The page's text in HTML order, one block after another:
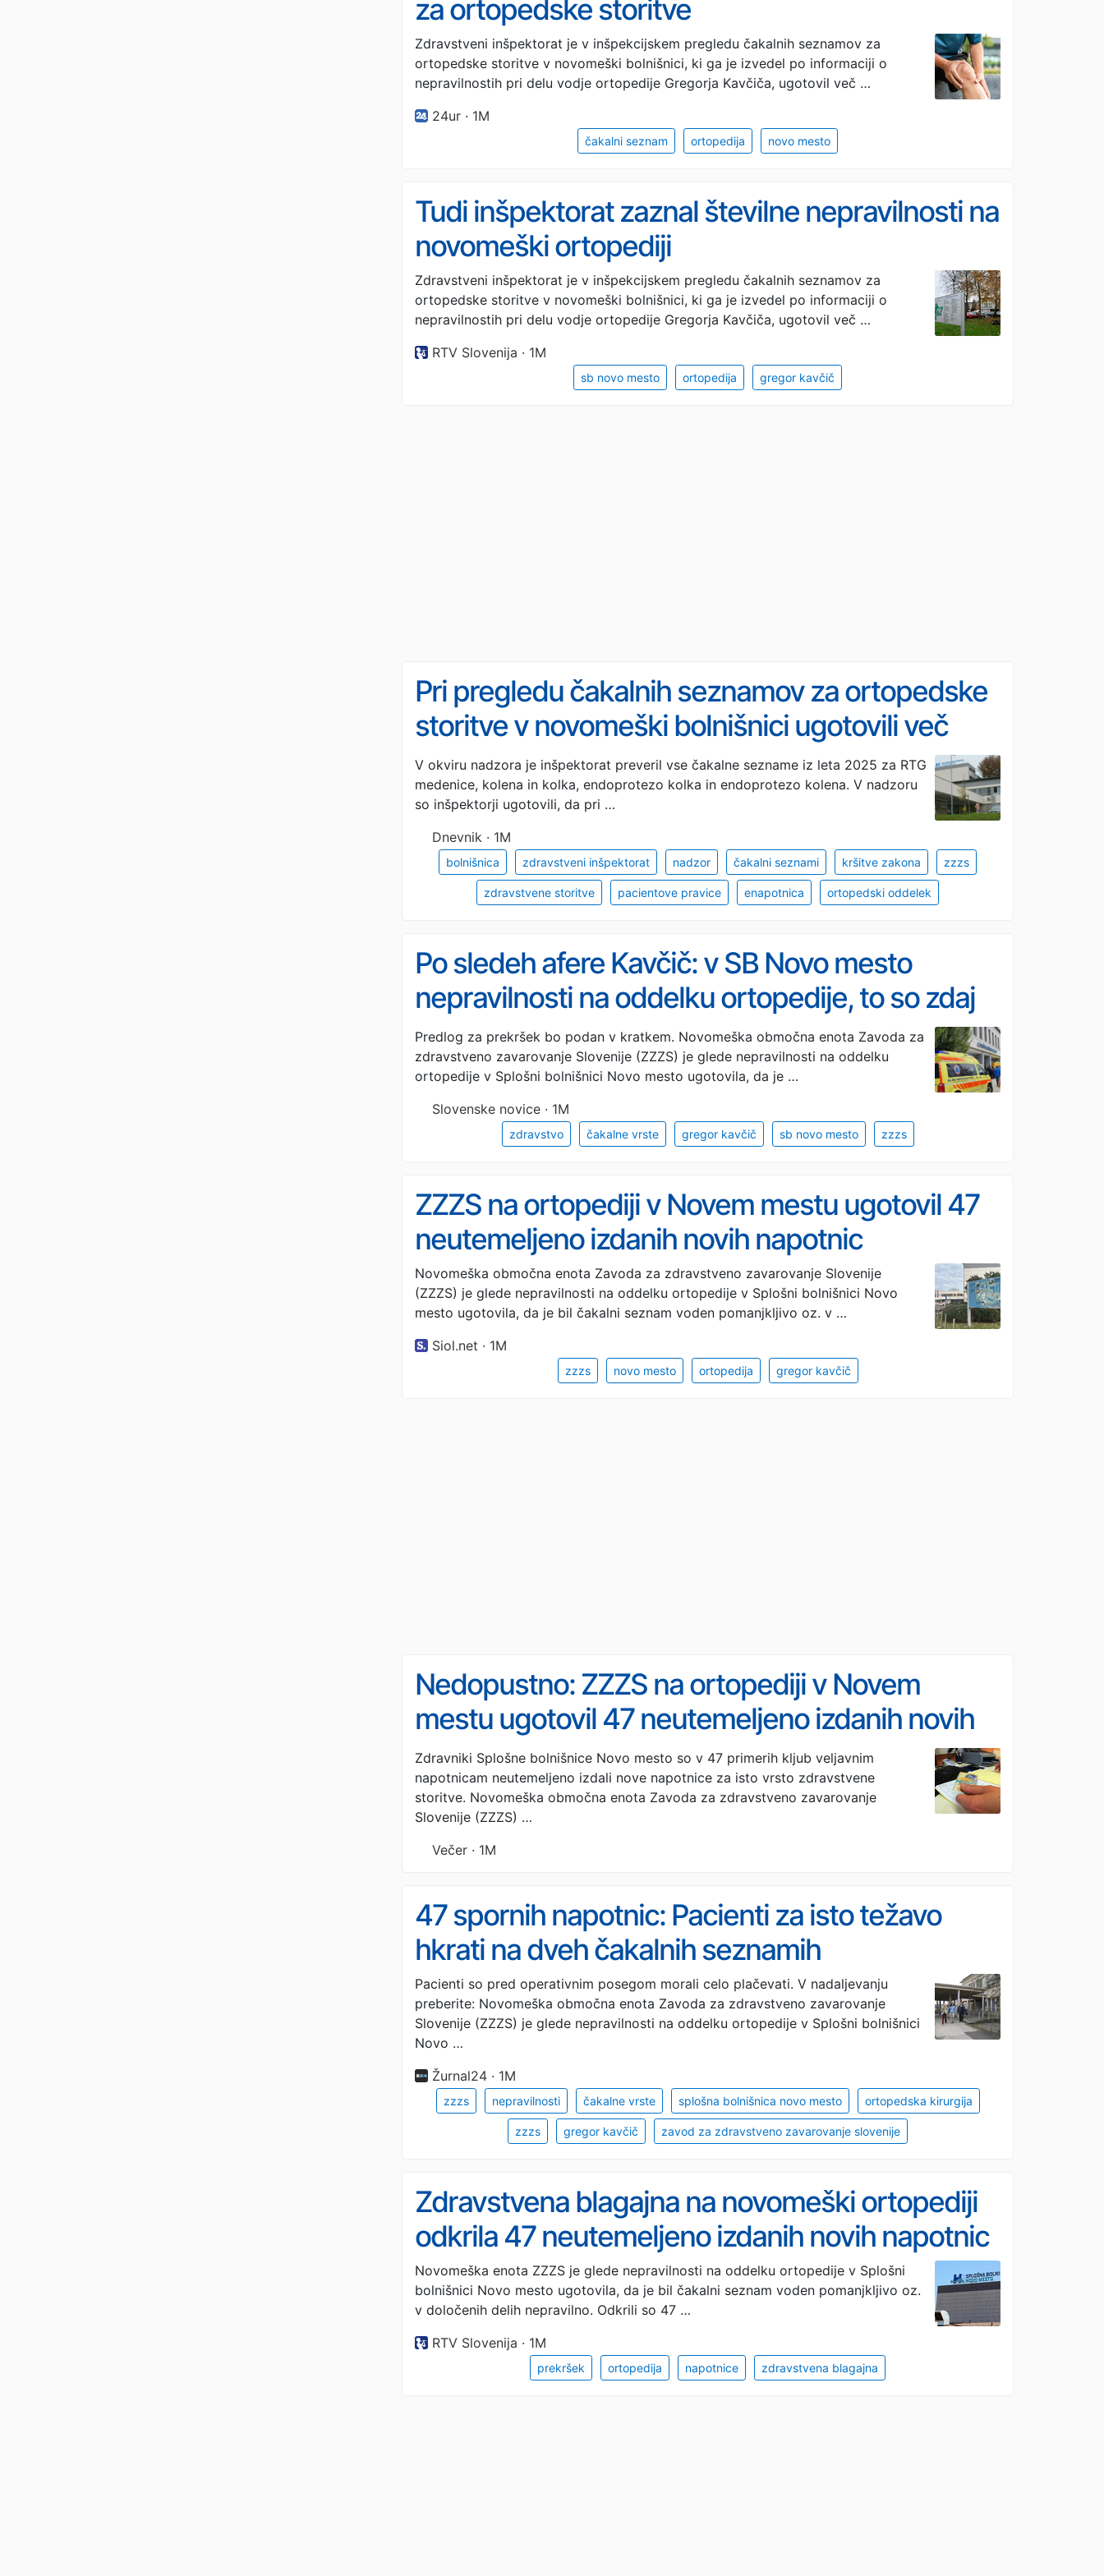
za ortopedske storitve
Zdravstveni inšpektorat je v inšpekcijskem pregledu čakalnih seznamov za
ortopedske storitve v novomeški bolnišnici, ki ga je izvedel po informaciji o
nepravilnostih pri delu vodje ortopedije Gregorja Kavčiča, ugotovil več …
24ur · 1M
čakalni seznam ortopedija novo mesto
Tudi inšpektorat zaznal številne nepravilnosti na
novomeški ortopediji
Zdravstveni inšpektorat je v inšpekcijskem pregledu čakalnih seznamov za
ortopedske storitve v novomeški bolnišnici, ki ga je izvedel po informaciji o
nepravilnostih pri delu vodje ortopedije Gregorja Kavčiča, ugotovil več …
RTV Slovenija · 1M
sb novo mesto ortopedija gregor kavčič
Pri pregledu čakalnih seznamov za ortopedske
storitve v novomeški bolnišnici ugotovili več
neskladnosti
V okviru nadzora je inšpektorat preveril vse čakalne sezname iz leta 2025 za RTG
medenice, kolena in kolka, endoprotezo kolka in endoprotezo kolena. V nadzoru
so inšpektorji ugotovili, da pri …
Dnevnik · 1M
bolnišnica zdravstveni inšpektorat nadzor čakalni seznami kršitve zakona zzzs
zdravstvene storitve pacientove pravice enapotnica ortopedski oddelek
Po sledeh afere Kavčič: v SB Novo mesto
nepravilnosti na oddelku ortopedije, to so zdaj
ugotovili glede napotnic
Predlog za prekršek bo podan v kratkem. Novomeška območna enota Zavoda za
zdravstveno zavarovanje Slovenije (ZZZS) je glede nepravilnosti na oddelku
ortopedije v Splošni bolnišnici Novo mesto ugotovila, da je …
Slovenske novice · 1M
zdravstvo čakalne vrste gregor kavčič sb novo mesto zzzs
ZZZS na ortopediji v Novem mestu ugotovil 47
neutemeljeno izdanih novih napotnic
Novomeška območna enota Zavoda za zdravstveno zavarovanje Slovenije
(ZZZS) je glede nepravilnosti na oddelku ortopedije v Splošni bolnišnici Novo
mesto ugotovila, da je bil čakalni seznam voden pomanjkljivo oz. v …
Siol.net · 1M
zzzs novo mesto ortopedija gregor kavčič
Nedopustno: ZZZS na ortopediji v Novem
mestu ugotovil 47 neutemeljeno izdanih novih
napotnic
Zdravniki Splošne bolnišnice Novo mesto so v 47 primerih kljub veljavnim
napotnicam neutemeljeno izdali nove napotnice za isto vrsto zdravstvene
storitve. Novomeška območna enota Zavoda za zdravstveno zavarovanje
Slovenije (ZZZS) …
Večer · 1M
47 spornih napotnic: Pacienti za isto težavo
hkrati na dveh čakalnih seznamih
Pacienti so pred operativnim posegom morali celo plačevati. V nadaljevanju
preberite: Novomeška območna enota Zavoda za zdravstveno zavarovanje
Slovenije (ZZZS) je glede nepravilnosti na oddelku ortopedije v Splošni bolnišnici
Novo …
Žurnal24 · 1M
zzzs nepravilnosti čakalne vrste splošna bolnišnica novo mesto ortopedska kirurgija
zzzs gregor kavčič zavod za zdravstveno zavarovanje slovenije
Zdravstvena blagajna na novomeški ortopediji
odkrila 47 neutemeljeno izdanih novih napotnic
Novomeška enota ZZZS je glede nepravilnosti na oddelku ortopedije v Splošni
bolnišnici Novo mesto ugotovila, da je bil čakalni seznam voden pomanjkljivo oz.
v določenih delih nepravilno. Odkrili so 47 …
RTV Slovenija · 1M
prekršek ortopedija napotnice zdravstvena blagajna